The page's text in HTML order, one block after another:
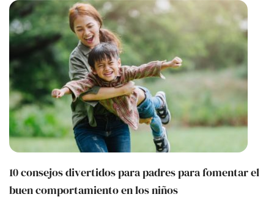
10 consejos divertidos para padres para fomentar el
buen comportamiento en los niños